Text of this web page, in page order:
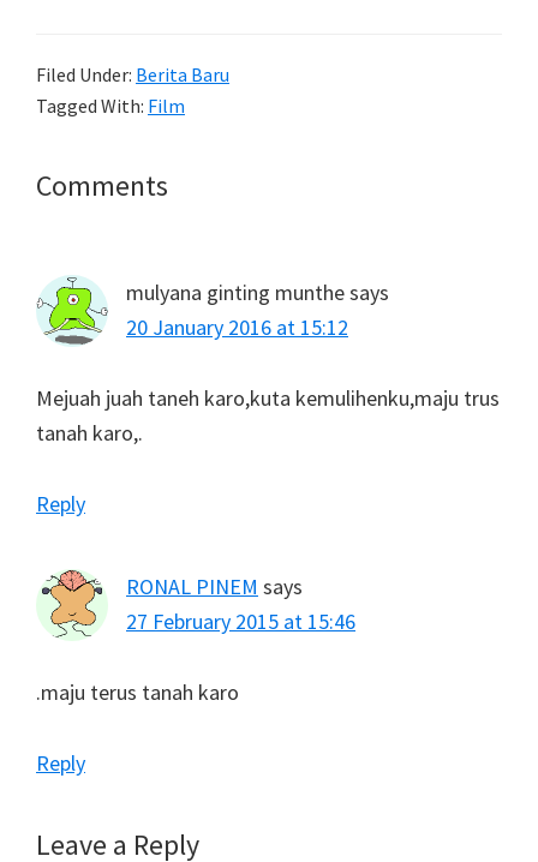
Filed Under: Berita Baru
Tagged With: Film
Reader
Comments
mulyana ginting munthesays
20 January 2016 at 15:12
Mejuah juah taneh karo,kuta kemulihenku,maju trus
tanah karo,.
Reply
RONAL PINEM says
27 February 2015 at 15:46
.maju terus tanah karo
Reply
Leave a Reply